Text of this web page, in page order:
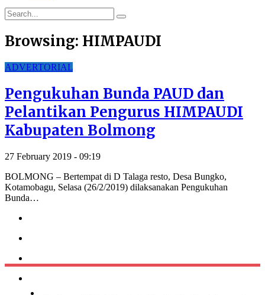
Browsing: HIMPAUDI
ADVERTORIAL
Pengukuhan Bunda PAUD dan
Pelantikan Pengurus HIMPAUDI
Kabupaten Bolmong
27 February 2019 - 09:19
BOLMONG – Bertempat di D Talaga resto, Desa Bungko,
Kotamobagu, Selasa (26/2/2019) dilaksanakan Pengukuhan
Bunda…